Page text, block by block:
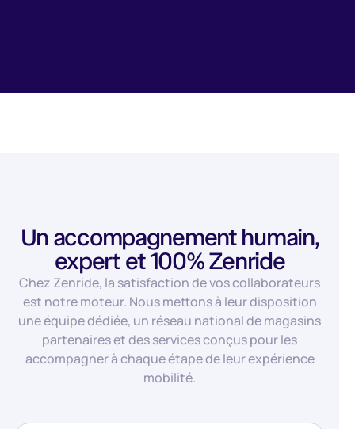
Un accompagnement humain,
expert et 100% Zenride
Chez Zenride, la satisfaction de vos collaborateurs
est notre moteur. Nous mettons à leur disposition
une équipe dédiée, un réseau national de magasins
partenaires et des services conçus pour les
accompagner à chaque étape de leur expérience
mobilité.